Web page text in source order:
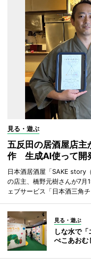
見る・遊ぶ
五反田の居酒屋店主
作 生成AI使って開
日本酒居酒屋「SAKE story
の店主、橋野元樹さんが7月
ェブサービス「日本酒三角
見る・遊ぶ
しな水で
ぺこあお